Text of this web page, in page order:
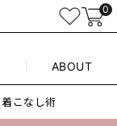
0
ABOUT
着こなし術